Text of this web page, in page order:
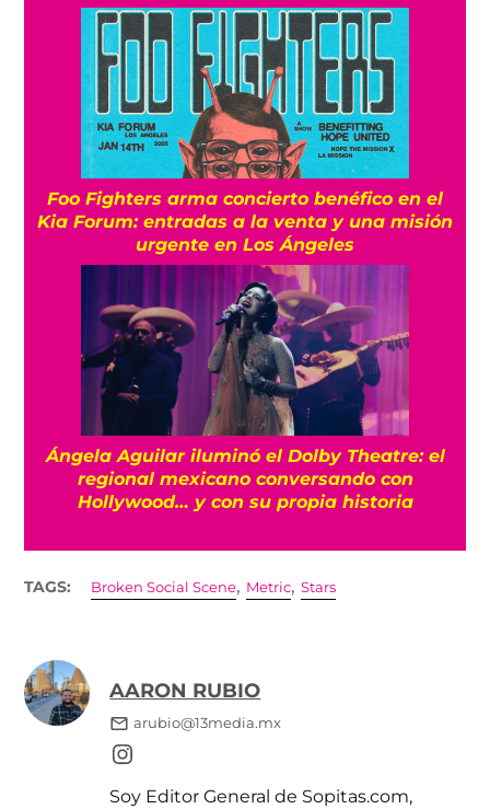
Foo Fighters arma concierto benéfico en el
Kia Forum: entradas a la venta y una misión
urgente en Los Ángeles
Ángela Aguilar iluminó el Dolby Theatre: el
regional mexicano conversando con
Hollywood… y con su propia historia
TAGS: Broken Social Scene, Metric,Stars
AARON RUBIO
arubio@13media.mx
Soy Editor General de Sopitas.com,